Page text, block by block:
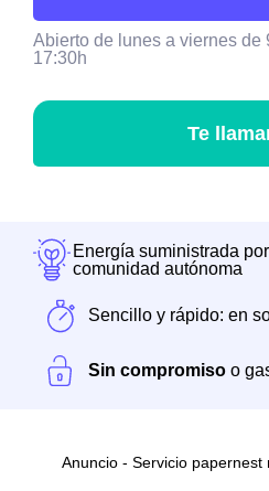
Abierto de lunes a viernes de
17:30h
Te
Energía suministrada
comunidad autónoma
Sencillo y rápido: en
Sin compromiso o
Anuncio - Servicio